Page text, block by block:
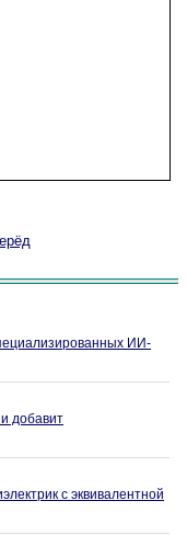
ИИ-
добавит
с эквивалентной